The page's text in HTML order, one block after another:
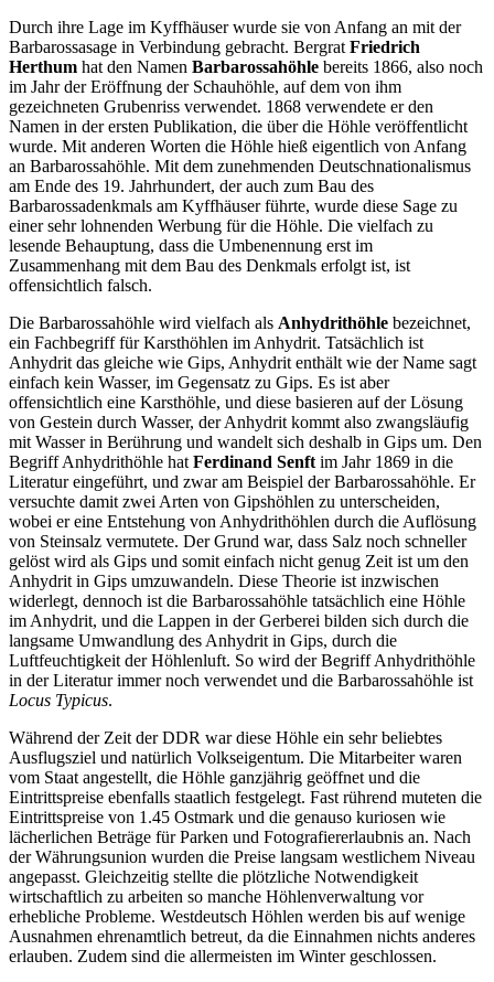
Durch ihre Lage im Kyffhäuser wurde sie von Anfang an mit der
Barbarossasage in Verbindung gebracht. Bergrat Friedrich
Herthum hat den Namen Barbarossahöhle bereits 1866, also noch
im Jahr der Eröffnung der Schauhöhle, auf dem von ihm
gezeichneten Grubenriss verwendet. 1868 verwendete er den
Namen in der ersten Publikation, die über die Höhle veröffentlicht
wurde. Mit anderen Worten die Höhle hieß eigentlich von Anfang
an Barbarossahöhle. Mit dem zunehmenden Deutschnationalismus
am Ende des 19. Jahrhundert, der auch zum Bau des
Barbarossadenkmals am Kyffhäuser führte, wurde diese Sage zu
einer sehr lohnenden Werbung für die Höhle. Die vielfach zu
lesende Behauptung, dass die Umbenennung erst im
Zusammenhang mit dem Bau des Denkmals erfolgt ist, ist
offensichtlich falsch.
Die Barbarossahöhle wird vielfach als Anhydrithöhle bezeichnet,
ein Fachbegriff für Karsthöhlen im Anhydrit. Tatsächlich ist
Anhydrit das gleiche wie Gips, Anhydrit enthält wie der Name sagt
einfach kein Wasser, im Gegensatz zu Gips. Es ist aber
offensichtlich eine Karsthöhle, und diese basieren auf der Lösung
von Gestein durch Wasser, der Anhydrit kommt also zwangsläufig
mit Wasser in Berührung und wandelt sich deshalb in Gips um. Den
Begriff Anhydrithöhle hat Ferdinand Senft im Jahr 1869 in die
Literatur eingeführt, und zwar am Beispiel der Barbarossahöhle. Er
versuchte damit zwei Arten von Gipshöhlen zu unterscheiden,
wobei er eine Entstehung von Anhydrithöhlen durch die Auflösung
von Steinsalz vermutete. Der Grund war, dass Salz noch schneller
gelöst wird als Gips und somit einfach nicht genug Zeit ist um den
Anhydrit in Gips umzuwandeln. Diese Theorie ist inzwischen
widerlegt, dennoch ist die Barbarossahöhle tatsächlich eine Höhle
im Anhydrit, und die Lappen in der Gerberei bilden sich durch die
langsame Umwandlung des Anhydrit in Gips, durch die
Luftfeuchtigkeit der Höhlenluft. So wird der Begriff Anhydrithöhle
in der Literatur immer noch verwendet und die Barbarossahöhle ist
Locus Typicus.
Während der Zeit der DDR war diese Höhle ein sehr beliebtes
Ausflugsziel und natürlich Volkseigentum. Die Mitarbeiter waren
vom Staat angestellt, die Höhle ganzjährig geöffnet und die
Eintrittspreise ebenfalls staatlich festgelegt. Fast rührend muteten die
Eintrittspreise von 1.45 Ostmark und die genauso kuriosen wie
lächerlichen Beträge für Parken und Fotografiererlaubnis an. Nach
der Währungsunion wurden die Preise langsam westlichem Niveau
angepasst. Gleichzeitig stellte die plötzliche Notwendigkeit
wirtschaftlich zu arbeiten so manche Höhlenverwaltung vor
erhebliche Probleme. Westdeutsch Höhlen werden bis auf wenige
Ausnahmen ehrenamtlich betreut, da die Einnahmen nichts anderes
erlauben. Zudem sind die allermeisten im Winter geschlossen.